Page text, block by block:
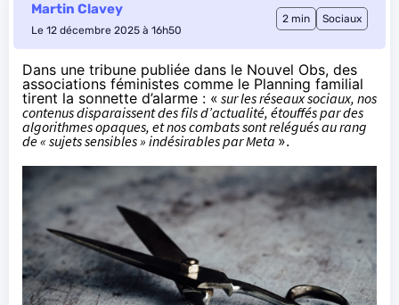
Martin Clavey
Le 12 décembre 2025 à 16h50
2 min Sociaux
Dans une tribune publiée dans le Nouvel Obs, des
associations féministes comme le Planning familial
tirent la sonnette d’alarme : « sur les réseaux sociaux, nos
contenus disparaissent des fils d’actualité, étouffés par des
algorithmes opaques, et nos combats sont relégués au rang
de « sujets sensibles » indésirables par Meta ».